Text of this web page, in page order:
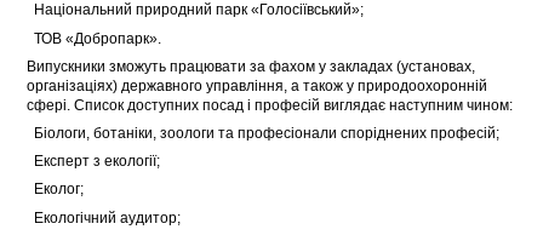
 Національний природний парк «Голосіївський»;
 ТОВ «Добропарк».
Випускники зможуть працювати за фахом у закладах (установах,
організаціях) державного управління, а також у природоохоронній
сфері. Список доступних посад і професій виглядає наступним чином:
 Біологи, ботаніки, зоологи та професіонали споріднених професій;
 Експерт з екології;
 Еколог;
 Екологічний аудитор;